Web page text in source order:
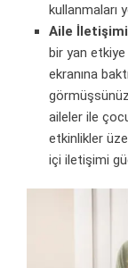
kullanmaları
Aile
bir yan
ekranına
aileler ile
etkinlikler
içi iletişimi